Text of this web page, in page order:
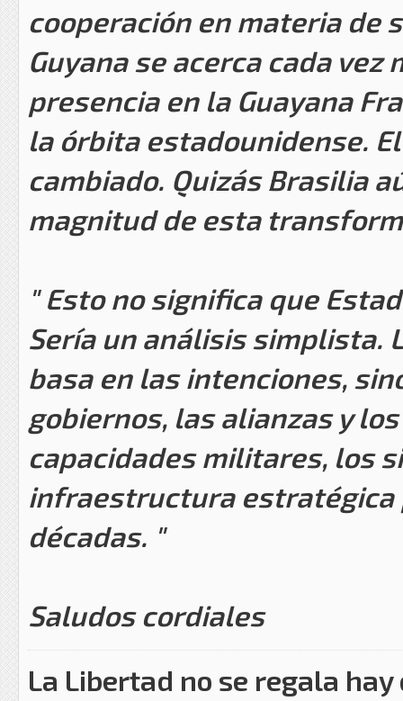
cooperación en materia de
Guyana se acerca cada
presencia en la Guayana
la órbita estadounidense.
cambiado. Quizás Brasilia
magnitud de esta
" Esto no significa que
Sería un análisis simplista.
basa en las intenciones,
gobiernos, las alianzas y
capacidades militares, los
infraestructura
décadas. "
Saludos cordiales
La Libertad no se regala